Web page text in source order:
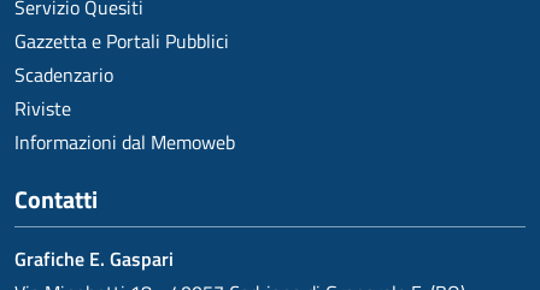
Servizio Quesiti
Gazzetta e Portali Pubblici
Scadenzario
Riviste
Informazioni dal Memoweb
Contatti
Grafiche E. Gaspari